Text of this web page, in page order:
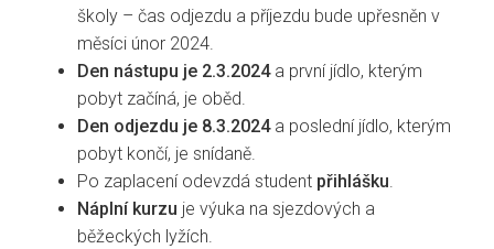
školy – čas odjezdu a příjezdu bude upřesněn v
měsíci únor 2024.
Den nástupu je 2.3.2024 a první jídlo, kterým
pobyt začíná, je oběd.
Den odjezdu je 8.3.2024 a poslední jídlo, kterým
pobyt končí, je snídaně.
Po zaplacení odevzdá student přihlášku.
Náplní kurzu je výuka na sjezdových a
běžeckých lyžích.